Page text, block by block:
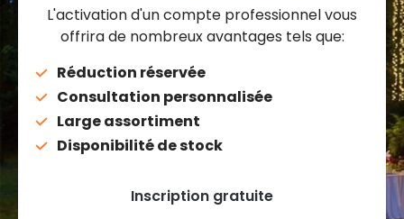
L'activation d'un compte professionnel vous
offrira de nombreux avantages tels que:
Réduction réservée
Consultation personnalisée
Large assortiment
Disponibilité de stock
Inscription gratuite